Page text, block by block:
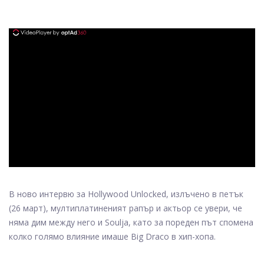
В ново интервю за Hollywood Unlocked, излъчено в петък
(26 март), мултиплатиненият рапър и актьор се увери, че
няма дим между него и Soulja, като за пореден път спомена
колко голямо влияние имаше Big Draco в хип-хопа.